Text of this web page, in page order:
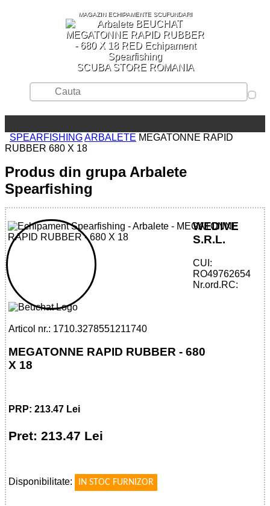
MAGAZIN ECHIPAMENTE SCUFUNDARI
SCUBA STORE ROMANIA
SPEARFISHINGARBALETE MEGATONNE RAPID
RUBBER 680 X 18
Produs din grupa Arbalete
Spearfishing
32785512117 - MEGATONNE RAPID
RUBBER - 680 X 18
Articol nr.: 1710.3278551211740
MEGATONNE RAPID RUBBER - 680
X 18
PRP: 213.47 Lei
Pret: 213.47 Lei
Disponibilitate:
IN STOC FURNIZOR
WEDIVE
S.R.L.
CUI:
RO49762654
Nr.ord.RC: